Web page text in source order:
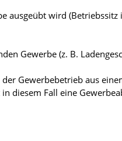
ausgeübt wird
Gewerbe (z. B.
Gewerbebetrieb aus
diesem Fall eine